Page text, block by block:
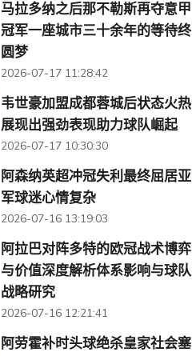
马拉多纳之后那不勒斯再夺意甲
冠军一座城市三十余年的等待终
圆梦
2026-07-17 11:28:42
韦世豪加盟成都蓉城后状态火热
展现出强劲表现助力球队崛起
2026-07-17 10:30:30
阿森纳英超冲冠失利最终屈居亚
军球迷心情复杂
2026-07-16 13:19:03
阿拉巴对阵多特的欧冠战术博弈
与价值深度解析体系影响与球队
战略研究
2026-07-16 12:21:41
阿劳霍补时头球绝杀皇家社会塞